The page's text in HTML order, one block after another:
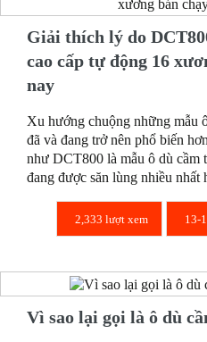
Giải thích lý do
cao cấp tự động 16
nay
Xu hướng chuộng những mẫu
đã và đang trở nên phổ biến
như DCT800 là mẫu ô dù cầm
đang được săn lùng nhiều nhất
2,333 lượt xem 13-
Vì sao lại gọi là ô dù